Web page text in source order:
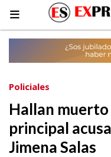
Hallan muerto
principal
Jimena Salas
Policiales